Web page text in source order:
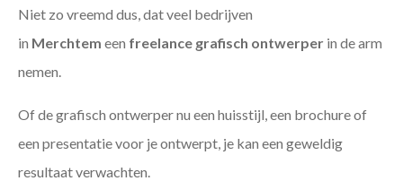
Niet zo vreemd dus, dat veel bedrijven
in Merchtem een freelance grafisch ontwerper in de arm
nemen.
Of de grafisch ontwerper nu een huisstijl, een brochure of
een presentatie voor je ontwerpt, je kan een geweldig
resultaat verwachten.